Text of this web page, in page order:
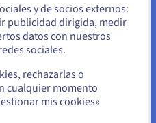
debe ser capaz de
existentes. Por eso
que incluyen potentes
actual
y de socios externos:
publicidad dirigida, medir
datos con nuestros
sociales.
rechazarlas o
cualquier momento
mis cookies»